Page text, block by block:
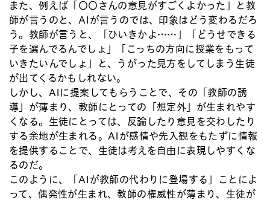
また、例えば「〇〇さんの意見がすごくよかった」と教
師が言うのと、AIが言うのでは、印象はどう変わるだろ
う。教師が言うと、「ひいきかよ……」「どうせできる
子を選んでるんでしょ」「こっちの方向に授業をもって
いきたいんでしょ」と、うがった見方をしてしまう生徒
が出てくるかもしれない。
しかし、AIに提案してもらうことで、その「教師の誘
導」が薄まり、教師にとっての「想定外」が生まれやす
くなる。生徒にとっては、反論したり意見を交わしたり
する余地が生まれる。AIが感情や先入観をもたずに情報
を提供することで、生徒は考えを自由に表現しやすくな
るのだ。
このように、「AIが教師の代わりに登場する」ことによ
って、偶発性が生まれ、教師の権威性が薄まり、生徒が